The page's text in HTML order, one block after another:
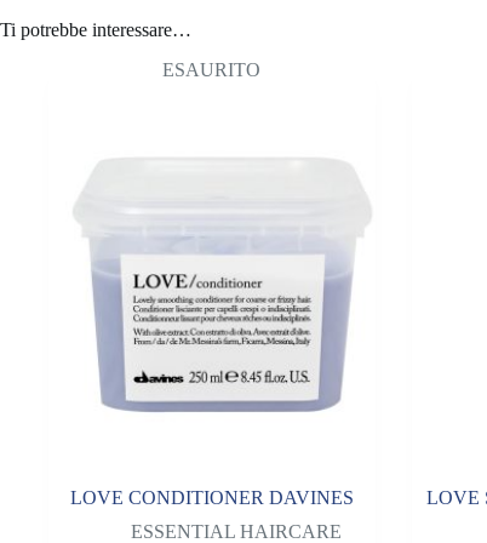
Ti potrebbe interessare…
ESAURITO
LOVE CONDITIONER DAVINES
ESSENTIAL HAIRCARE
LOVE